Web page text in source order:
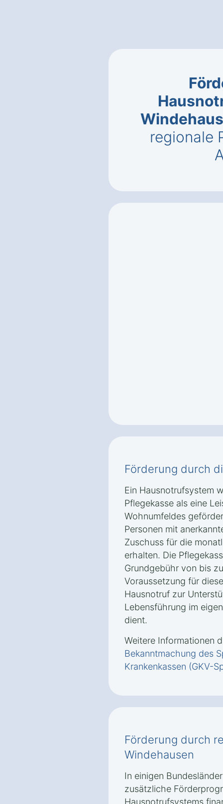
regionale
Förderung durch
Ein Hausnotrufsystem
Pflegekasse als eine
Wohnumfeldes
Personen mit
Zuschuss für die
erhalten. Die
Grundgebühr von bis
Voraussetzung für
Hausnotruf zur
Lebensführung im
dient.
Weitere Informationen
Bekanntmachung des
Krankenkassen (GKV-
Förderung durch
Windehausen
In einigen
zusätzliche
Hausnotrufsystems